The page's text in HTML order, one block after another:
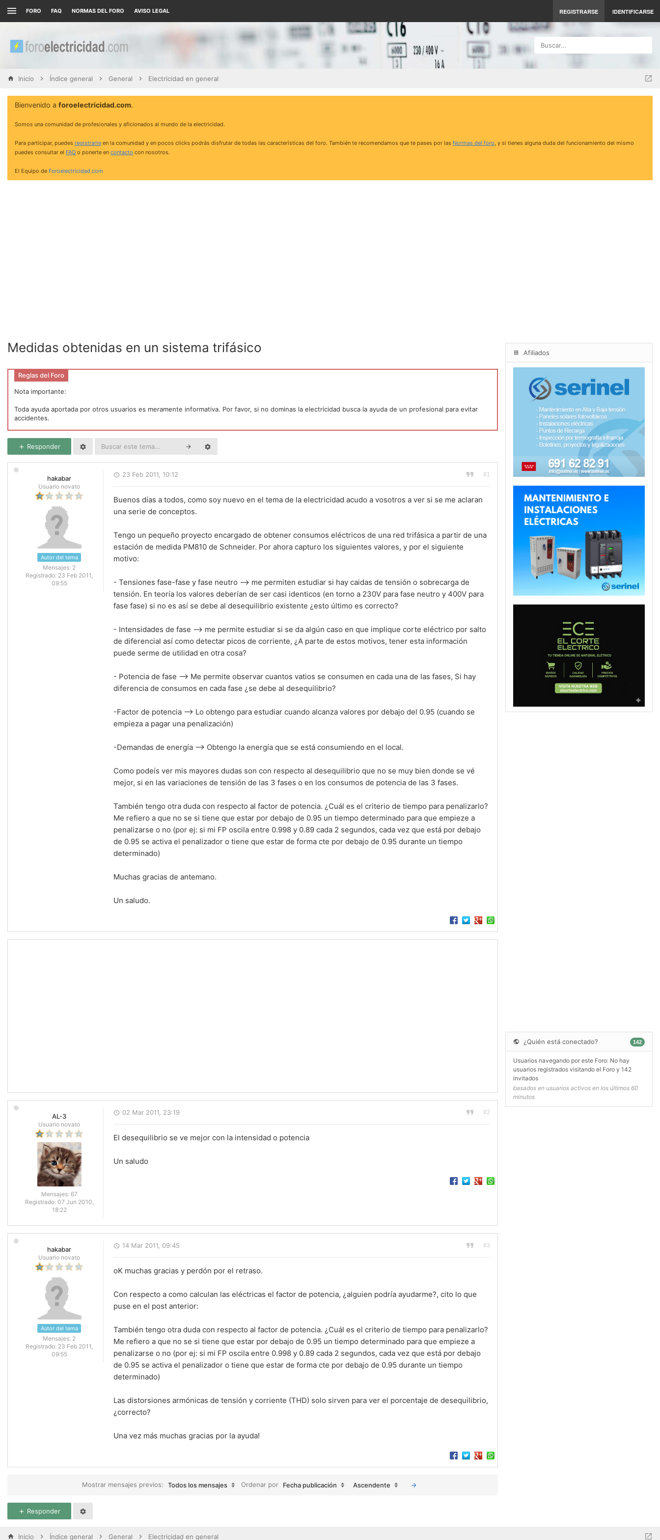
FORO FAQ NORMAS DEL FORO AVISO LEGAL REGISTRARSE IDENTIFICARSE
Buscar…
Inicio Índice general General Electricidad en general
Bienvenido a foroelectricidad.com.
Somos una comunidad de profesionales y aficionados al mundo de la electricidad.
Para participar, puedes registrarte en la comunidad y en pocos clicks podrás disfrutar de todas las características del foro. También te recomendamos que te pases por las Normas del foro, y si tienes alguna duda del funcionamiento del mismo
puedes consultar el FAQ o ponerte en contacto con nosotros.
El Equipo de Foroelectricidad.com
Medidas obtenidas en un sistema trifásico
Reglas del Foro
Nota importante:
Toda ayuda aportada por otros usuarios es meramente informativa. Por favor, si no dominas la electricidad busca la ayuda de un profesional para evitar
accidentes.
Responder
hakabar
Usuario novato
Autor del tema
Mensajes: 2
Registrado: 23 Feb 2011,
09:55
#1
23 Feb 2011, 10:12
Buenos días a todos, como soy nuevo en el tema de la electricidad acudo a vosotros a ver si se me aclaran
una serie de conceptos.
Tengo un pequeño proyecto encargado de obtener consumos eléctricos de una red trifásica a partir de una
estación de medida PM810 de Schneider. Por ahora capturo los siguientes valores, y por el siguiente
motivo:
- Tensiones fase-fase y fase neutro --> me permiten estudiar si hay caidas de tensión o sobrecarga de
tensión. En teoría los valores deberían de ser casi identicos (en torno a 230V para fase neutro y 400V para
fase fase) si no es así se debe al desequilibrio existente ¿esto último es correcto?
- Intensidades de fase --> me permite estudiar si se da algún caso en que implique corte eléctrico por salto
de diferencial así como detectar picos de corriente, ¿A parte de estos motivos, tener esta información
puede serme de utilidad en otra cosa?
- Potencia de fase --> Me permite observar cuantos vatios se consumen en cada una de las fases, Si hay
diferencia de consumos en cada fase ¿se debe al desequilibrio?
-Factor de potencia --> Lo obtengo para estudiar cuando alcanza valores por debajo del 0.95 (cuando se
empieza a pagar una penalización)
-Demandas de energía --> Obtengo la energía que se está consumiendo en el local.
Como podeís ver mis mayores dudas son con respecto al desequilibrio que no se muy bien donde se vé
mejor, si en las variaciones de tensión de las 3 fases o en los consumos de potencia de las 3 fases.
También tengo otra duda con respecto al factor de potencia. ¿Cuál es el criterio de tiempo para penalizarlo?
Me refiero a que no se si tiene que estar por debajo de 0.95 un tiempo determinado para que empieze a
penalizarse o no (por ej: si mi FP oscila entre 0.998 y 0.89 cada 2 segundos, cada vez que está por debajo
de 0.95 se activa el penalizador o tiene que estar de forma cte por debajo de 0.95 durante un tiempo
determinado)
Muchas gracias de antemano.
Un saludo.
AL-3
Usuario novato
Mensajes: 67
Registrado: 07 Jun 2010,
18:22
#2
02 Mar 2011, 23:19
El desequilibrio se ve mejor con la intensidad o potencia
Un saludo
hakabar
Usuario novato
Autor del tema
Mensajes: 2
Registrado: 23 Feb 2011,
09:55
#3
14 Mar 2011, 09:45
oK muchas gracias y perdón por el retraso.
Con respecto a como calculan las eléctricas el factor de potencia, ¿alguien podría ayudarme?, cito lo que
puse en el post anterior:
También tengo otra duda con respecto al factor de potencia. ¿Cuál es el criterio de tiempo para penalizarlo?
Me refiero a que no se si tiene que estar por debajo de 0.95 un tiempo determinado para que empieze a
penalizarse o no (por ej: si mi FP oscila entre 0.998 y 0.89 cada 2 segundos, cada vez que está por debajo
de 0.95 se activa el penalizador o tiene que estar de forma cte por debajo de 0.95 durante un tiempo
determinado)
Las distorsiones armónicas de tensión y corriente (THD) solo sirven para ver el porcentaje de desequilibrio,
¿correcto?
Una vez más muchas gracias por la ayuda!
Mostrar mensajes previos: Todos los mensajes Ordenar por Fecha publicación Ascendente
Responder
Afiliados
¿Quién está conectado? 142
Usuarios navegando por este Foro: No hay
usuarios registrados visitando el Foro y 142
invitados
basados en usuarios activos en los últimos 60
minutos
Inicio Índice general General Electricidad en general